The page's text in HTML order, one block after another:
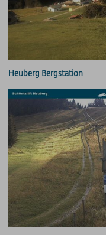
Heuberg Bergstation